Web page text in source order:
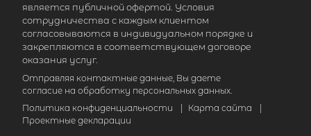
Жилой дом площадью 133 м2, ЛО,
Приозерский р-н, Запорожское пос
является публичной офертой. Условия
сотрудничества с каждым клиентом
согласовываются в индивидуальном порядке и
закрепляются в соответствующем договоре
оказания услуг.
Отправляя контактные данные, Вы даете
согласие на обработку персональных данных.
Политика конфиденциальности
| Карта сайта
|
Проектные декларации